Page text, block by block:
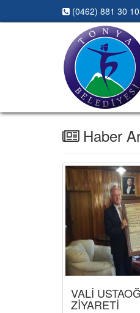
(0462) 881 30 10
Haber
VALİ
ZİYARETİ